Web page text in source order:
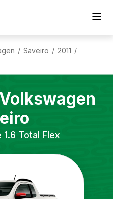
/ Saveiro / 2011 /
Volkswagen
1.6 Total Flex